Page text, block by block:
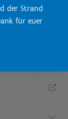
der Strand
für euer